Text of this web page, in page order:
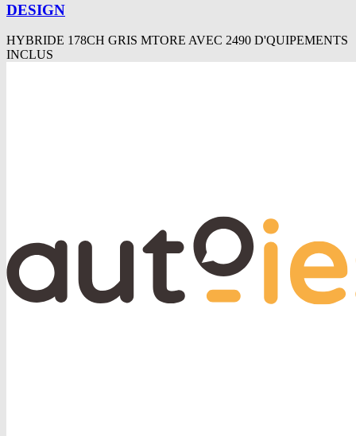
DESIGN
HYBRIDE 178CH GRIS MTORE AVEC 2490 D'QUIPEMENTS
INCLUS